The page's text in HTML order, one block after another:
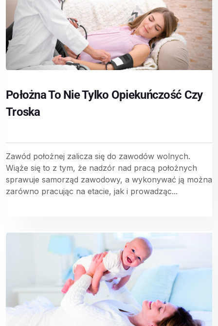
Położna To Nie Tylko Opiekuńczość Czy
Troska
Zawód położnej zalicza się do zawodów wolnych.
Wiąże się to z tym, że nadzór nad pracą położnych
sprawuje samorząd zawodowy, a wykonywać ją można
zarówno pracując na etacie, jak i prowadząc...